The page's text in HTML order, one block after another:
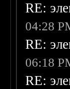
RE:
04:28
RE:
06:18
RE: